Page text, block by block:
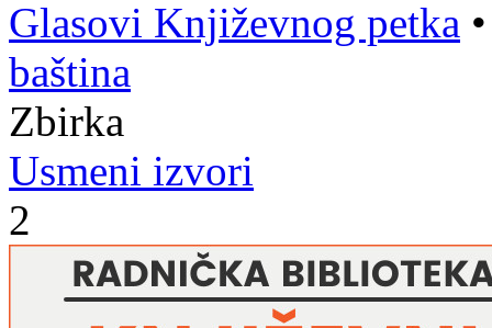
Glasovi Književnog petka
baština
Zbirka
Usmeni izvori
2